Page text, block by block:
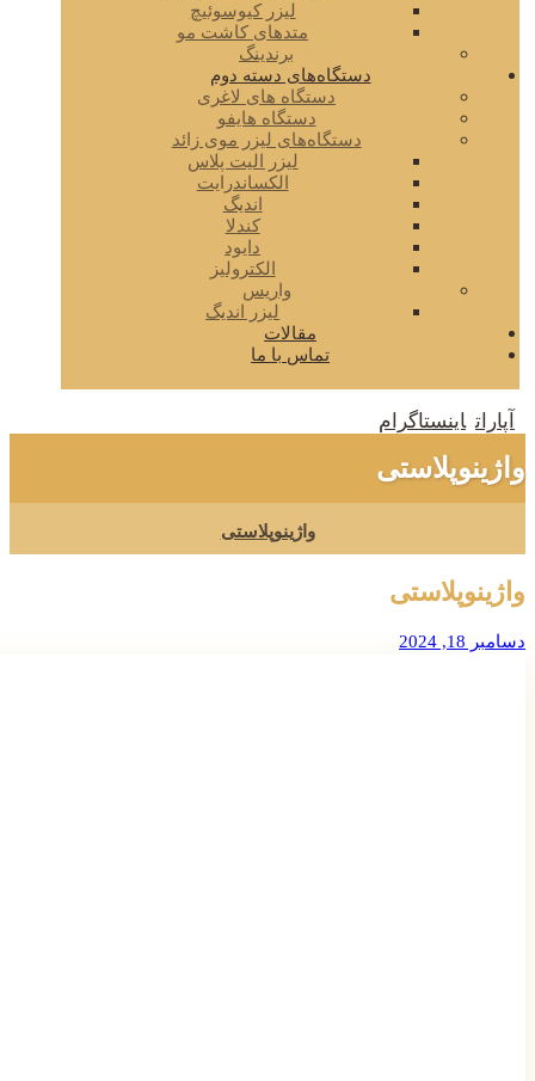
لیزر کیوسوئیچ
متدهای کاشت مو
برندینگ
دستگاه‌های دسته دوم
دستگاه های لاغری
دستگاه هایفو
دستگاه‌های لیزر موی زائد
لیزر الیت پلاس
الکساندرایت
اندیگ
کندلا
دایود
الکترولیز
واریس
لیزر اندیگ
مقالات
تماس با ما
آپارات اینستاگرام
واژینوپلاستی
واژینوپلاستی
واژینوپلاستی
دسامبر 18, 2024